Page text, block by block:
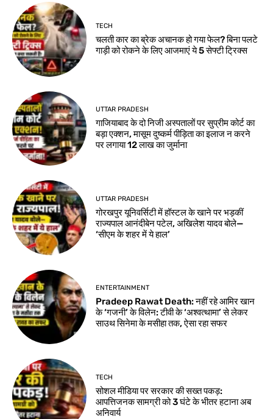
TECH
चलती कार का ब्रेक अचानक हो गया फेल? बिना पलटे
गाड़ी को रोकने के लिए आजमाएं ये 5 सेफ्टी ट्रिक्स
UTTAR PRADESH
गाजियाबाद के दो निजी अस्पतालों पर सुप्रीम कोर्ट का
बड़ा एक्शन, मासूम दुष्कर्म पीड़िता का इलाज न करने
पर लगाया 12 लाख का जुर्माना
UTTAR PRADESH
गोरखपुर यूनिवर्सिटी में हॉस्टल के खाने पर भड़कीं
राज्यपाल आनंदीबेन पटेल, अखिलेश यादव बोले—
‘सीएम के शहर में ये हाल’
ENTERTAINMENT
Pradeep Rawat Death: नहीं रहे आमिर खान
के ‘गजनी’ के विलेन: टीवी के ‘अश्वत्थामा’ से लेकर
साउथ सिनेमा के मसीहा तक, ऐसा रहा सफर
TECH
सोशल मीडिया पर सरकार की सख्त पकड़:
आपत्तिजनक सामग्री को 3 घंटे के भीतर हटाना अब
अनिवार्य